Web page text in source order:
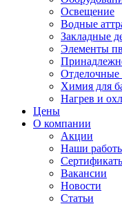
Освещение
Водные
Закладные
Элементы
Отделочные
Химия для
Нагрев и
Цены
О компании
Акции
Наши
Вакансии
Новости
Статьи